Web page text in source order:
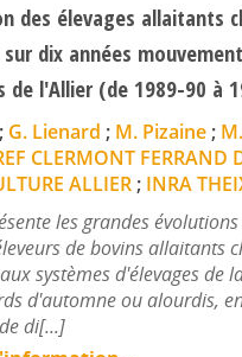
des élevages allaitants
dix années
de l'Allier (de 1989-90 à
; G. Lienard ; M. Pizaine ;
CLERMONT FERRAND
ALLIER ; INRA
les grandes
de bovins allaitants
systèmes d'élevages de
d'automne ou alourdis,
di[...]